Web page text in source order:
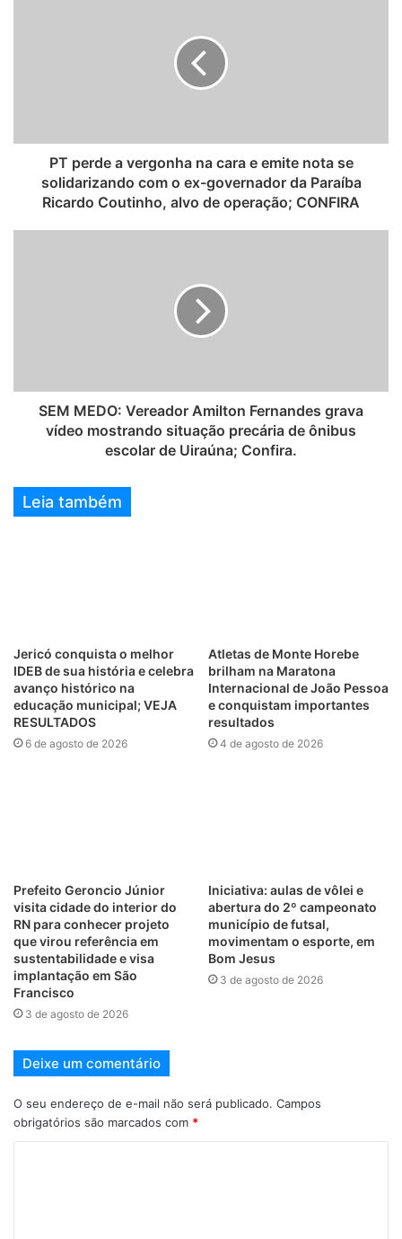
PT perde a vergonha na cara e emite nota se
solidarizando com o ex-governador da Paraíba
Ricardo Coutinho, alvo de operação; CONFIRA
SEM MEDO: Vereador Amilton Fernandes grava
vídeo mostrando situação precária de ônibus
escolar de Uiraúna; Confira.
Leia também
Jericó conquista o melhor
IDEB de sua história e celebra
avanço histórico na
educação municipal; VEJA
RESULTADOS
6 de agosto de 2026
Atletas de Monte Horebe
brilham na Maratona
Internacional de João Pessoa
e conquistam importantes
resultados
4 de agosto de 2026
Prefeito Geroncio Júnior
visita cidade do interior do
RN para conhecer projeto
que virou referência em
sustentabilidade e visa
implantação em São
Francisco
3 de agosto de 2026
Iniciativa: aulas de vôlei e
abertura do 2º campeonato
município de futsal,
movimentam o esporte, em
Bom Jesus
3 de agosto de 2026
Deixe um comentário
O seu endereço de e-mail não será publicado. Campos
obrigatórios são marcados com *